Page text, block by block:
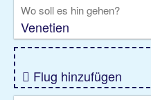
Kreuzfahrten
Rundreisen
Privattransfer
Wo soll es hin gehen?
Flug hinzufügen